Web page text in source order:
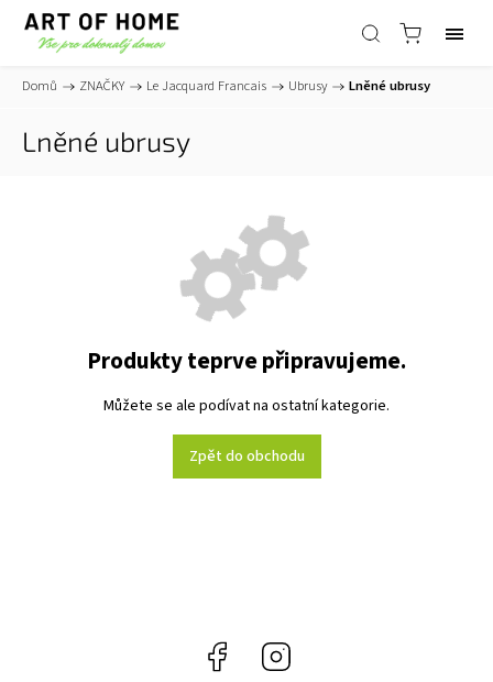
Domů / ZNAČKY / Le Jacquard Francais / Ubrusy / Lněné ubrusy
Lněné ubrusy
Produkty teprve připravujeme.
Můžete se ale podívat na ostatní kategorie.
Zpět do obchodu
Facebook